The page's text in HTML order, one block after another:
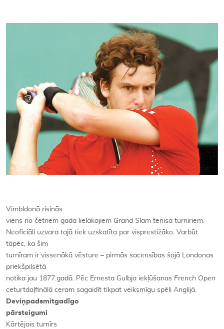
Vimbldonā risinās
viens no četriem gada lielākajiem Grand Slam tenisa turnīriem.
Neoficiāli uzvara tajā tiek uzskatīta par visprestižāko. Varbūt
tāpēc, ka šim
turnīram ir vissenākā vēsture – pirmās sacensības šajā Londonas
priekšpilsētā
notika jau 1877.gadā. Pēc Ernesta Gulbja iekļūšanas French Open
ceturtdaļfinālā ceram sagaidīt tikpat veiksmīgu spēli Anglijā.
Deviņpadsmitgadīgo
pārsteigumi
Kārtējais turnīrs